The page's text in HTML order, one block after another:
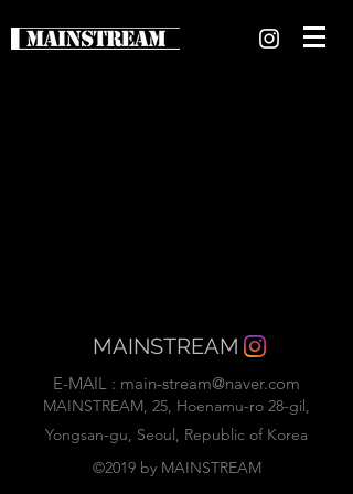
MAINSTREAM
E-MAIL : main-stream@naver.com
MAINSTREAM, 25, Hoenamu-ro 28-gil,
Yongsan-gu, Seoul, Republic of Korea
©2019 by MAINSTREAM